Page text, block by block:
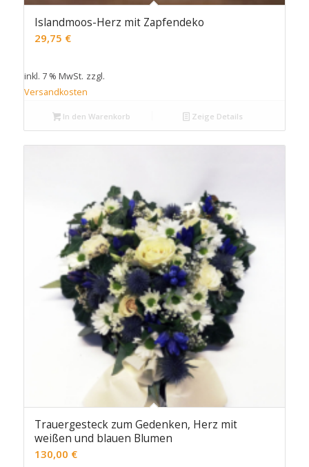
Islandmoos-Herz mit Zapfendeko
29,75 €
inkl. 7 % MwSt. zzgl.
Versandkosten
In den Warenkorb Zeige Details
Trauergesteck zum Gedenken, Herz mit
weißen und blauen Blumen
130,00 €